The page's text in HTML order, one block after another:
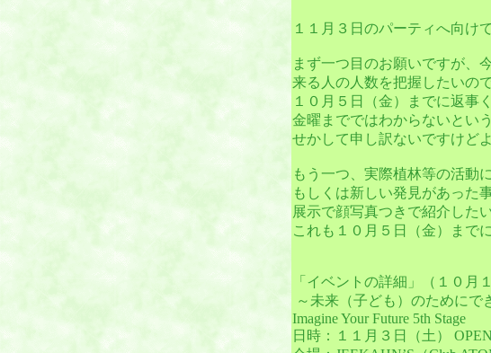
１１月３日のパーティへ向け
まず一つ目のお願いですが、
来る人の人数を把握したいの
１０月５日（金）までに返事
金曜までではわからないとい
せかして申し訳ないですけど
もう一つ、実際植林等の活動
もしくは新しい発見があった
展示で顔写真つきで紹介した
これも１０月５日（金）まで
「イベントの詳細」（１０月
～未来（子ども）のために
Imagine Your Future 5th Stage
日時：１１月３日（土）